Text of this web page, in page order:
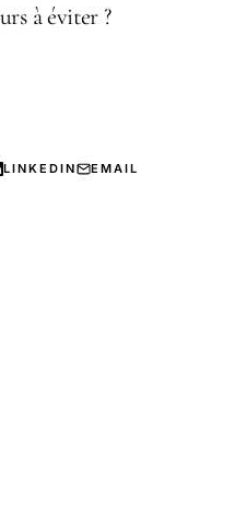
à éviter ?
LINKEDIN EMAIL